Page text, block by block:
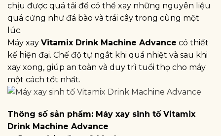
chịu được quá tải để có thể xay những nguyên liệu
quá cứng như đá bào và trái cây trong cùng một
lúc.
Máy xay Vitamix Drink Machine Advance có thiết
kế hiện đại. Chế độ tự ngắt khi quá nhiệt và sau khi
xay xong, giúp an toàn và duy trì tuổi thọ cho máy
một cách tốt nhất.
Thông số sản phẩm: Máy xay sinh tố Vitamix
Drink Machine Advance